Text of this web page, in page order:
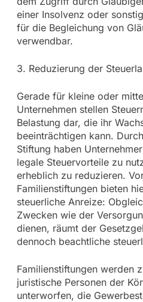
einer Insolvenz oder
für die Begleichung von
verwendbar.
3. Reduzierung der
Gerade für kleine oder
Unternehmen stellen
Belastung dar, die ihr
beeinträchtigen kann.
Stiftung haben
legale Steuervorteile zu
erheblich zu reduzieren.
Familienstiftungen bieten
steuerliche Anreize:
Zwecken wie der
dienen, räumt der
dennoch beachtliche
Familienstiftungen werden
juristische Personen der
unterworfen, die